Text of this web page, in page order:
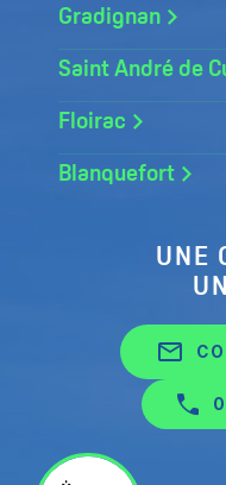
Gradignan
Saint André de
Floirac
Blanquefort
UNE
mail_outline